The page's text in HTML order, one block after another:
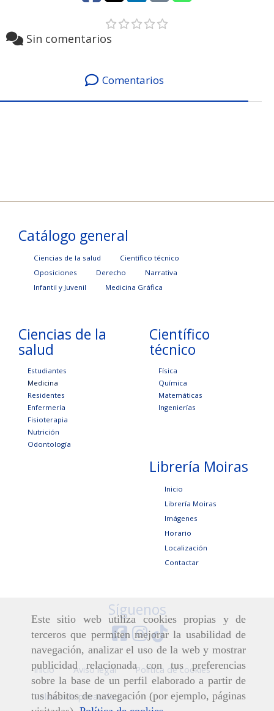
Este sitio web utiliza cookies propias y de
terceros que permiten mejorar la usabilidad de
navegación, analizar el uso de la web y mostrar
publicidad relacionada con tus preferencias
sobre la base de un perfil elaborado a partir de
tus hábitos de navegación (por ejemplo, páginas
Sin comentarios
Comentarios
Catálogo general
Ciencias de la salud
Científico técnico
Oposiciones
Derecho
Narrativa
Infantil y Juvenil
Medicina Gráfica
Ciencias de la
salud
Estudiantes
Medicina
Residentes
Enfermería
Fisioterapia
Nutrición
Odontología
Científico
técnico
Física
Química
Matemáticas
Ingenierías
Librería Moiras
Inicio
Librería Moiras
Imágenes
Horario
Localización
Contactar
Síguenos
Inicio Aviso legal Política de cookies
Política de privacidad